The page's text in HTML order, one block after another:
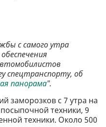
с самого утра
спецтранспорту, об
панорама".
заморозков с 7 утра на
техники, 9
техники. Около 500